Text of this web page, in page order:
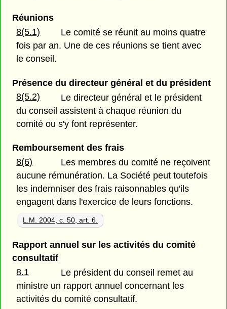
Réunions
8(5.1)
Le comité se réunit au moins quatre
fois par an. Une de ces réunions se tient avec
le conseil.
Présence du directeur général et du président
8(5.2)
Le directeur général et le président
du conseil assistent à chaque réunion du
comité ou s'y font représenter.
Remboursement des frais
8(6)
Les membres du comité ne reçoivent
aucune rémunération. La Société peut toutefois
les indemniser des frais raisonnables qu'ils
engagent dans l'exercice de leurs fonctions.
L.M. 2004, c. 50, art. 6.
Rapport annuel sur les activités du comité
consultatif
8.1
Le président du conseil remet au
ministre un rapport annuel concernant les
activités du comité consultatif.